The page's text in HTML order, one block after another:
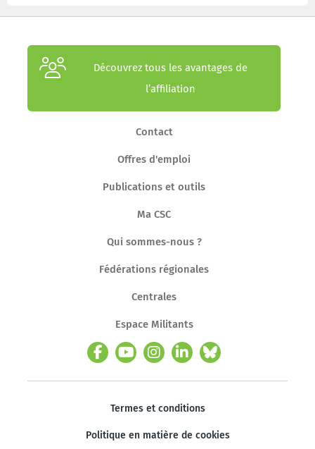
Découvrez tous les avantages de
l’affiliation
Contact
Offres d'emploi
Publications et outils
Ma CSC
Qui sommes-nous ?
Fédérations régionales
Centrales
Espace Militants
Termes et conditions
Politique en matière de cookies